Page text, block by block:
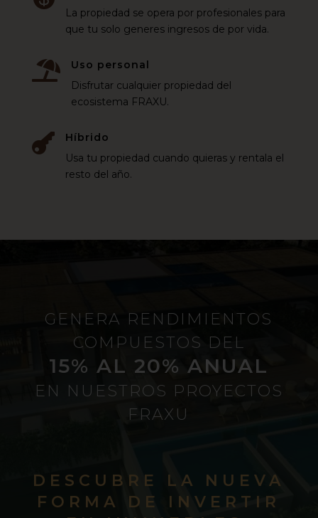
La propiedad se opera por profesionales para
que tu solo generes ingresos de por vida.

Uso personal
Disfrutar cualquier propiedad del
ecosistema FRAXU.

Híbrido
Usa tu propiedad cuando quieras y rentala el
resto del año.
GENERA RENDIMIENTOS
COMPUESTOS DEL
15% AL 20% ANUAL
EN NUESTROS PROYECTOS
FRAXU
DESCUBRE LA NUEVA
FORMA DE INVERTIR